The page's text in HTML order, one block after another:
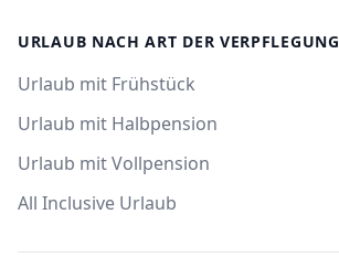
URLAUB NACH ART DER VERPFLEGUNG
Urlaub mit Frühstück
Urlaub mit Halbpension
Urlaub mit Vollpension
All Inclusive Urlaub